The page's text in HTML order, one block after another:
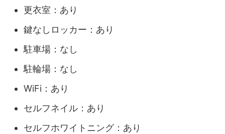
更衣室：あり
鍵なしロッカー：あり
駐車場：なし
駐輪場：なし
WiFi：あり
セルフネイル：あり
セルフホワイトニング：あり